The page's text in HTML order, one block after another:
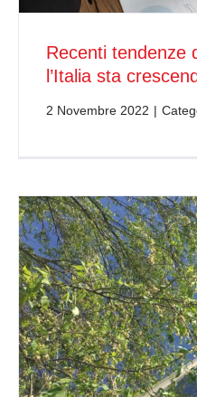
Recenti tendenze
l’Italia sta
2 Novembre 2022 |